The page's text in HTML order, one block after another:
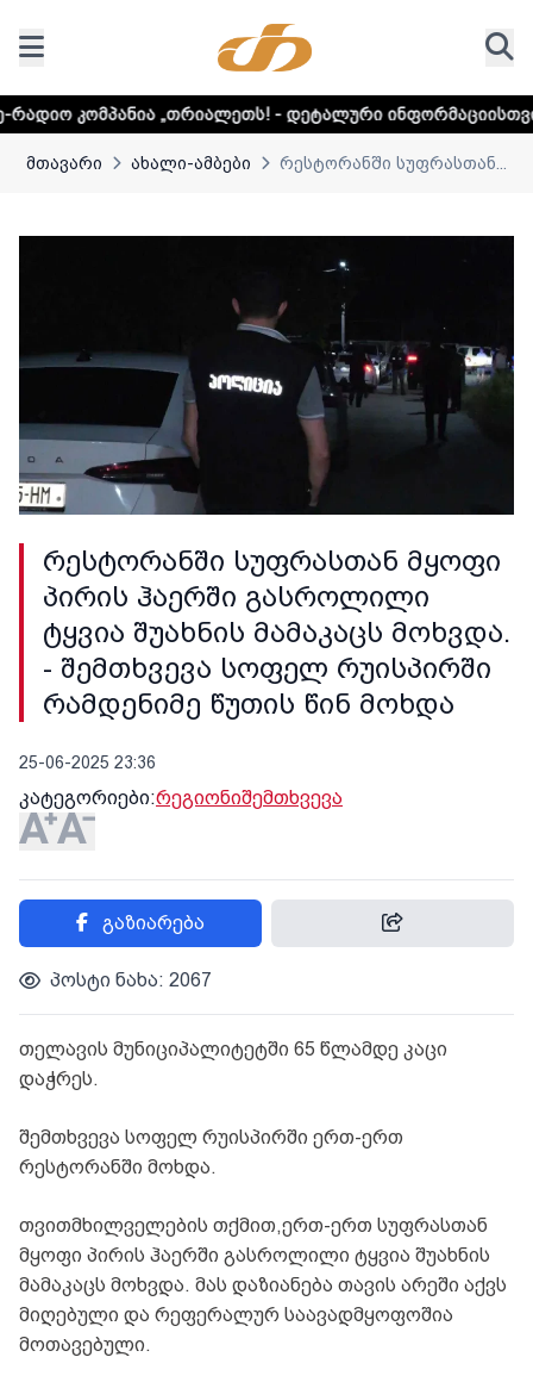
- დეტალური ინფორმაციისთვის დააკლიკეთ
მთავარი ახალი-ამბები რესტორანში სუფრასთან...
რესტორანში სუფრასთან მყოფი
პირის ჰაერში გასროლილი
ტყვია შუახნის მამაკაცს მოხვდა.
- შემთხვევა სოფელ რუისპირში
რამდენიმე წუთის წინ მოხდა
25-06-2025 23:36
კატეგორიები:რეგიონიშემთხვევა
გაზიარება
პოსტი ნახა: 2067
თელავის მუნიციპალიტეტში 65 წლამდე კაცი
დაჭრეს.
შემთხვევა სოფელ რუისპირში ერთ-ერთ
რესტორანში მოხდა.
თვითმხილველების თქმით,ერთ-ერთ სუფრასთან
მყოფი პირის ჰაერში გასროლილი ტყვია შუახნის
მამაკაცს მოხვდა. მას დაზიანება თავის არეში აქვს
მიღებული და რეფერალურ საავადმყოფოშია
მოთავებული.